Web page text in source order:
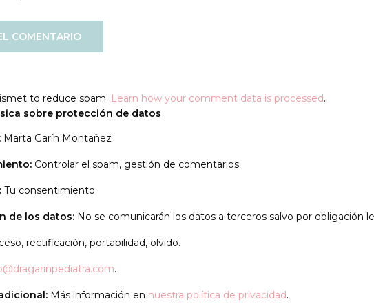
to reduce spam. Learn how your comment data is processed.
sobre protección de datos
Marta Garín Montañez
Controlar el spam, gestión de comentarios
Tu consentimiento
de los datos: No se comunicarán los datos a terceros salvo por obligación
rectificación, portabilidad, olvido.
.
Más información en nuestra política de privacidad.